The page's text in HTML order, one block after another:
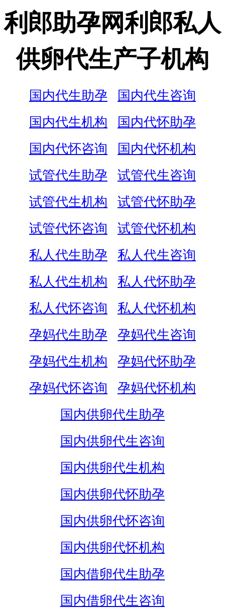
利郎助孕网利郎私人
供卵代生产子机构
国内代生助孕
国内代生咨询
国内代生机构
国内代怀助孕
国内代怀咨询
国内代怀机构
试管代生助孕
试管代生咨询
试管代生机构
试管代怀助孕
试管代怀咨询
试管代怀机构
私人代生助孕
私人代生咨询
私人代生机构
私人代怀助孕
私人代怀咨询
私人代怀机构
孕妈代生助孕
孕妈代生咨询
孕妈代生机构
孕妈代怀助孕
孕妈代怀咨询
孕妈代怀机构
国内供卵代生助孕
国内供卵代生咨询
国内供卵代生机构
国内供卵代怀助孕
国内供卵代怀咨询
国内供卵代怀机构
国内借卵代生助孕
国内借卵代生咨询